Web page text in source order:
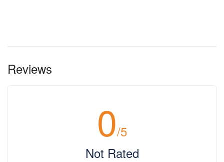
Reviews
0/5
Not Rated